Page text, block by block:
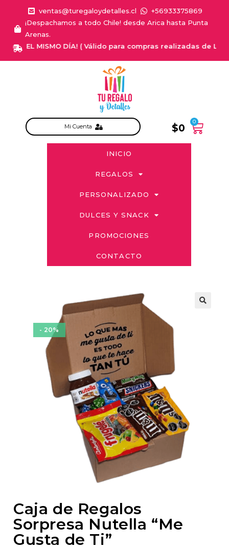
ventas@turegaloydetalles.cl
+56933375869
¡Despachamos a todo Chile! desde Arica hasta Punta
Arenas.
EL MISMO DÍA! ( Válido para compras realizadas de
Mi Cuenta $0
0
INICIO
REGALOS
PERSONALIZADO
DULCES Y SNACK
PROMOCIONES
CONTACTO
- 20%
Caja de Regalos
Sorpresa Nutella “Me
Gusta de Ti”